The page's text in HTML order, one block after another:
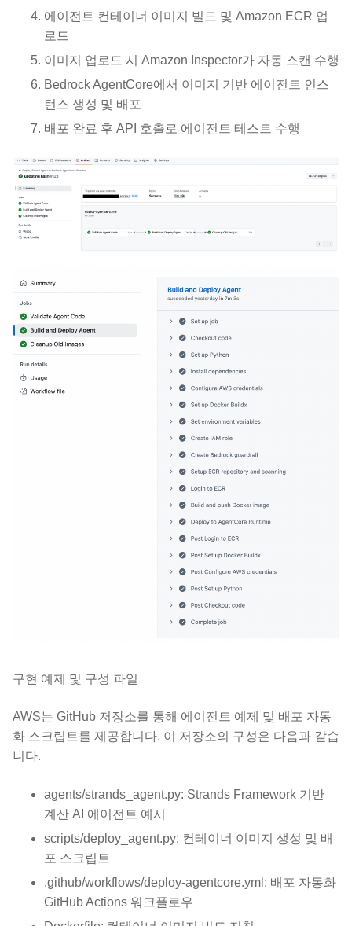
에이전트 컨테이너 이미지 빌드 및 Amazon ECR 업
로드
이미지 업로드 시 Amazon Inspector가 자동 스캔 수행
Bedrock AgentCore에서 이미지 기반 에이전트 인스
턴스 생성 및 배포
배포 완료 후 API 호출로 에이전트 테스트 수행
구현 예제 및 구성 파일
AWS는 GitHub 저장소를 통해 에이전트 예제 및 배포 자동
화 스크립트를 제공합니다. 이 저장소의 구성은 다음과 같습
니다.
agents/strands_agent.py: Strands Framework 기반
계산 AI 에이전트 예시
scripts/deploy_agent.py: 컨테이너 이미지 생성 및 배
포 스크립트
.github/workflows/deploy-agentcore.yml: 배포 자동화
GitHub Actions 워크플로우